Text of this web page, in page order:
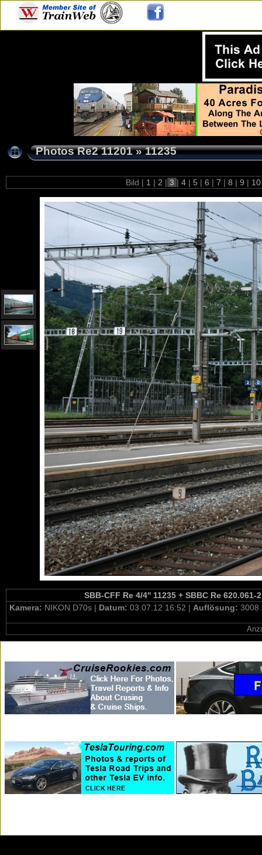
Photos Re2 11201»11235
Bild | 1 | 2 | 3 | 4 | 5 | 6 | 7 | 8 | 9 |
SBB-CFF Re 4/4'' 11235 + SBBC Re
Kamera: NIKON D70s | Datum: 03.07.12 16:52 | Auflösung: 3008